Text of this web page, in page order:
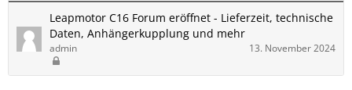
Leapmotor C16 Forum eröffnet - Lieferzeit, technische
Daten, Anhängerkupplung und mehr
admin 13. November 2024